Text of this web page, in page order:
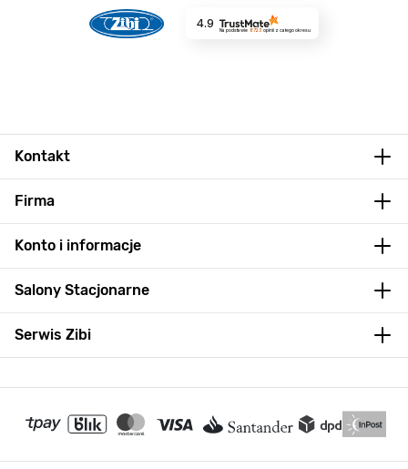
4.9
Na podstawie 8723 opinii z całego okresu
Kontakt
Firma
Konto i informacje
Salony Stacjonarne
Serwis Zibi